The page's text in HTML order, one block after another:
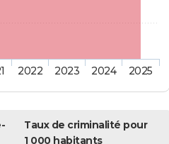
2022 2023 2024 2025
Taux de criminalité pour
1 000 habitants